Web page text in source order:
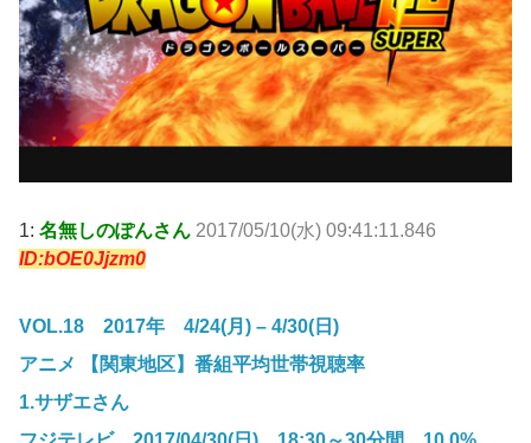
1: 名無しのぽんさん 2017/05/10(水) 09:41:11.846
ID:bOE0Jjzm0
VOL.18 2017年 4/24(月) – 4/30(日)
アニメ 【関東地区】番組平均世帯視聴率
1.サザエさん